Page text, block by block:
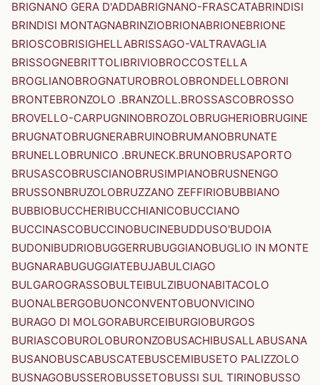
BRIGNANO GERA D'ADDABRIGNANO-FRASCATABRINDISI
BRINDISI MONTAGNABRINZIOBRIONABRIONEBRIONE
BRIOSCOBRISIGHELLABRISSAGO-VALTRAVAGLIA
BRISSOGNEBRITTOLIBRIVIOBROCCOSTELLA
BROGLIANOBROGNATUROBROLOBRONDELLOBRONI
BRONTEBRONZOLO .BRANZOLL.BROSSASCOBROSSO
BROVELLO-CARPUGNINOBROZOLOBRUGHERIOBRUGINE
BRUGNATOBRUGNERABRUINOBRUMANOBRUNATE
BRUNELLOBRUNICO .BRUNECK.BRUNOBRUSAPORTO
BRUSASCOBRUSCIANOBRUSIMPIANOBRUSNENGO
BRUSSONBRUZOLOBRUZZANO ZEFFIRIOBUBBIANO
BUBBIOBUCCHERIBUCCHIANICOBUCCIANO
BUCCINASCOBUCCINOBUCINEBUDDUSO'BUDOIA
BUDONIBUDRIOBUGGERRUBUGGIANOBUGLIO IN MONTE
BUGNARABUGUGGIATEBUJABULCIAGO
BULGAROGRASSOBULTEIBULZIBUONABITACOLO
BUONALBERGOBUONCONVENTOBUONVICINO
BURAGO DI MOLGORABURCEIBURGIOBURGOS
BURIASCOBUROLOBURONZOBUSACHIBUSALLABUSANA
BUSANOBUSCABUSCATEBUSCEMIBUSETO PALIZZOLO
BUSNAGOBUSSEROBUSSETOBUSSI SUL TIRINOBUSSO